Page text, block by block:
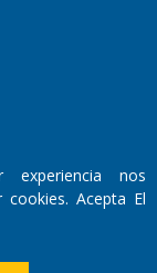
nos
Acepta El